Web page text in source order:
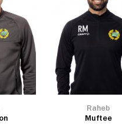
Raheb
Muftee